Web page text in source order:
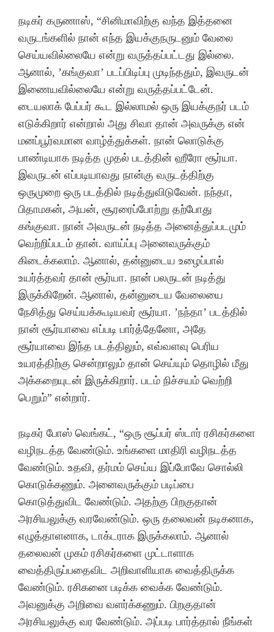
நடிகர் கருணாஸ், “சினிமாவிற்கு வந்த இத்தனை
வருடங்களில் நான் எந்த இயக்குநருடனும் வேலை
செய்யவில்லையே என்று வருத்தப்பட்டது இல்லை.
ஆனால், ’கங்குவா’ படப்பிடிப்பு முடிந்ததும், இவருடன்
இணையவில்லையே என்று வருத்தப்பட்டேன்.
டையலாக் பேப்பர் கூட இல்லாமல் ஒரு இயக்குநர் படம்
எடுக்கிறார் என்றால் அது சிவா தான் அவருக்கு என்
மனப்பூர்வமான வாழ்த்துக்கள். நான் லொடுக்கு
பாண்டியாக நடித்த முதல் படத்தின் ஹீரோ சூர்யா.
இவருடன் எப்படியாவது நான்கு வருடத்திற்கு
ஒருமுறை ஒரு படத்தில் நடித்துவிடுவேன். நந்தா,
பிதாமகன், அயன், சூரரைப்போற்று தற்போது
கங்குவா. நான் அவருடன் நடித்த அனைத்துப்படமும்
வெற்றிப்படம் தான். வாய்ப்பு அனைவருக்கும்
கிடைக்கலாம். ஆனால், தன்னுடைய உழைப்பால்
உயர்த்தவர் தான் சூர்யா. நான் பலருடன் நடித்து
இருக்கிறேன். ஆனால், தன்னுடைய வேலையை
நேசித்து செய்யக்கூடியவர் சூர்யா. ’நந்தா’ படத்தில்
நான் சூர்யாவை எப்படி பார்த்தேனோ, அதே
சூர்யாவை இந்த படத்திலும், எவ்வளவு பெரிய
உயரத்திற்கு சென்றாலும் தான் செய்யும் தொழில் மீது
அக்கறையுடன் இருக்கிறார். படம் நிச்சயம் வெற்றி
பெறும்” என்றார்.
நடிகர் போஸ் வெங்கட், “ஒரு சூப்பர் ஸ்டார் ரசிகர்களை
வழிநடத்த வேண்டும். உங்களை மாதிரி வழிநடத்த
வேண்டும். உதவி, தர்மம் செய்ய இப்போவே சொல்லி
கொடுக்கணும். அனைவருக்கும் படிப்பை
கொடுத்துவிட வேண்டும். அதற்கு பிறகுதான்
அரசியலுக்கு வரவேண்டும். ஒரு தலைவன் நடிகனாக,
எழுத்தாளனாக, டாக்டராக இருக்கலாம். ஆனால்
தலைவன் முகம் ரசிகர்களை முட்டாளாக
வைத்திருப்பதைவிட அறிவாளியாக வைத்திருக்க
வேண்டும். ரசிகனை படிக்க வைக்க வேண்டும்.
அவனுக்கு அறிவை வளர்க்கணும். பிறகுதான்
அரசியலுக்கு வர வேண்டும். அப்படி பார்த்தால் நீங்கள்